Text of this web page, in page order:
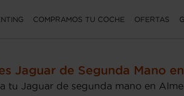
COMPRAMOS TU COCHE OFERTAS
Jaguar de Segunda Mano
tu Jaguar de segunda mano en